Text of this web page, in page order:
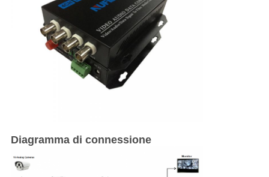
Diagramma di connessione